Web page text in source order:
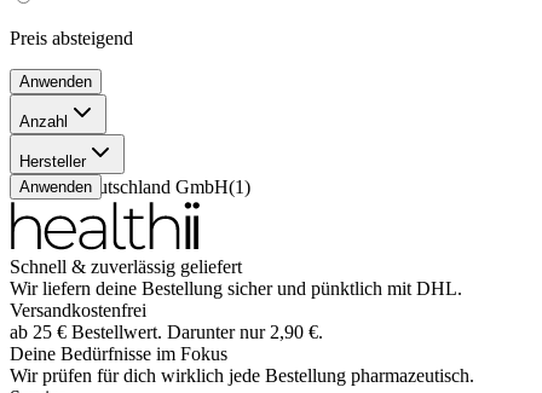
Preis absteigend
Anwenden
Anzahl
56 Stück (1
Hersteller
Lilly Deutschland GmbH(1)
Anwenden
Schnell & zuverlässig geliefert
Wir liefern deine Bestellung sicher und pünktlich mit DHL.
Versandkostenfrei
ab 25 € Bestellwert. Darunter nur 2,90 €.
Deine Bedürfnisse im Fokus
Wir prüfen für dich wirklich jede Bestellung pharmazeutisch.